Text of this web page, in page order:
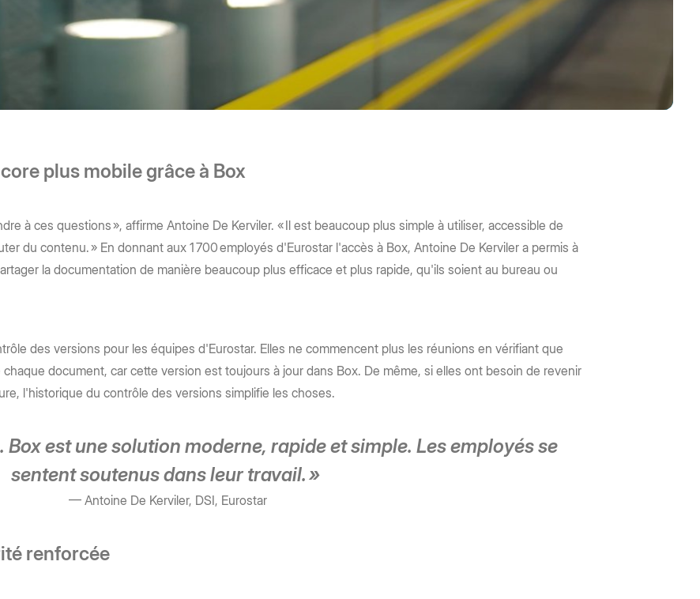
plus mobile grâce à Box
à ces questions », affirme Antoine De Kerviler. « Il est beaucoup plus simple à utiliser, accessible de
du contenu. » En donnant aux 1 700 employés d'Eurostar l'accès à Box, Antoine De Kerviler a permis à
la documentation de manière beaucoup plus efficace et plus rapide, qu'ils soient au bureau ou
des versions pour les équipes d'Eurostar. Elles ne commencent plus les réunions en vérifiant que
document, car cette version est toujours à jour dans Box. De même, si elles ont besoin de revenir
l'historique du contrôle des versions simplifie les choses.
Box est une solution moderne, rapide et simple. Les employés se
sentent soutenus dans leur travail. »
— Antoine De Kerviler, DSI, Eurostar
renforcée